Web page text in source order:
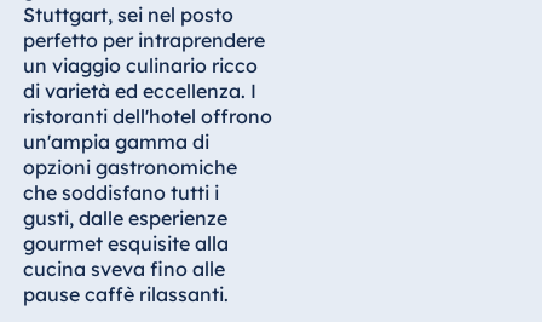
Hotel Bellevue
Kiel
Hotel Köln
Hotel
Königswinter
Hotel Magdeburg
Hotel München
Hotel Stuttgart
Seehotel
Stuttgart, sei nel posto
perfetto per intraprendere
un viaggio culinario ricco
di varietà ed eccellenza. I
ristoranti dell'hotel offrono
un'ampia gamma di
opzioni gastronomiche
che soddisfano tutti i
gusti, dalle esperienze
gourmet esquisite alla
cucina sveva fino alle
pause caffè rilassanti.